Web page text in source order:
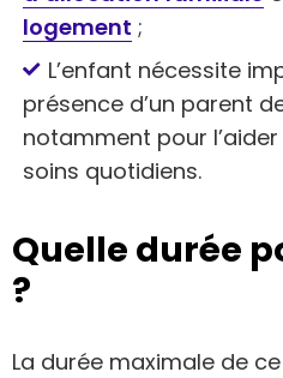
logement ;
L’enfant nécessite
présence d’un parent
notamment pour
soins quotidiens.
Quelle durée
?
La durée maximale de